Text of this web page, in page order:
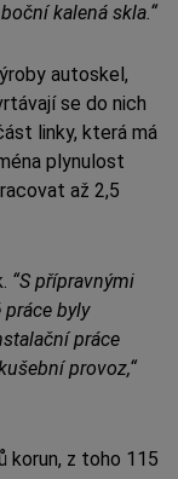
kalená skla.“
autoskel,
se do nich
linky, která má
plynulost
až 2,5
“S přípravnými
byly
práce
provoz,“
korun, z toho 115